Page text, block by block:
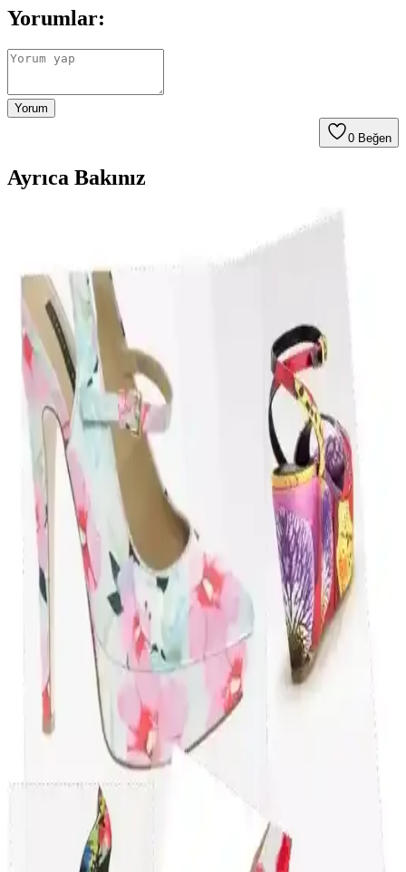
Yorumlar:
Yorum
0 Beğen
Ayrıca Bakınız
Fata Morgana Aksesuarlarında Renk Seçenekleri
Beyaz ve Mavi ile Kişisel Tarz ve Koruma
Fata Morgana aksesuarları, beyaz ve mavi renk seçenekleriyle
estetik ve fonksiyonellik sunar. Beyaz sade ve modern, mavi ise
enerjik ve genç bir görünüm sağlar, kullanım alanlarına göre tercih
edilir.
Kadınlar İçin Şık ve Konforlu Spor Ayakkabı
Seçenekleri Güncel Trendler ve Tasarım
Özellikleriyle
Kadınlar için estetik ve konforu bir arada sunan spor ayakkabılar,
renk ve tasarım çeşitleriyle günlük yaşamda ve spor yaparken ideal
seçimler sunuyor.
Lacivert Erkek Spor Ayakkabıları: Model ve Renk
Seçenekleri Hakkında Detaylı İnceleme
Lacivert erkek spor ayakkabılar, hafif ve nefes alabilir
malzemeleriyle günlük ve spor aktivitelerinde rahatlık sağlar, farklı
modeller ve renk seçenekleriyle tarzınıza uyum sağlar.
Takı Bileklikleri ve Renk Seçenekleri: Stil ve
Kullanım İpuçları
Takı bileklikleri, renk ve tasarımlarla kişisel tarzı yansıtan önemli
aksesuarlar. Renkler, kullanım alanları ve malzeme seçimleriyle
estetik ve fonksiyonellik sağlar.
Spor Ayakkabılarında Modern Tasarım ve Şıklık:
Günlük ve Spor Kullanımına Uygun Seçenekler
Günümüzde spor ayakkabıları, şıklık ve modern tasarım unsurlarını
yansıtarak günlük yaşamda da önemli bir yer tutar. Renk, malzeme
ve kullanım alanlarındaki çeşitlilikle her tarza uygun seçenekler